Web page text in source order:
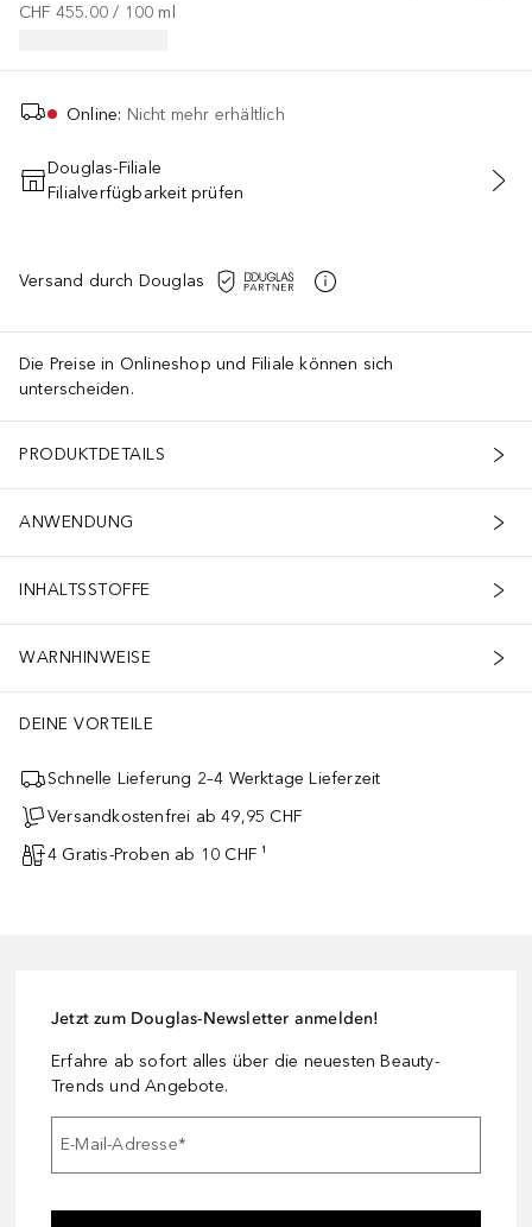
CHF 455.00 / 100 ml
Online: Nicht mehr erhältlich
IN DEN WARENKORB
Douglas-Filiale
Filialverfügbarkeit prüfen
Versand durch Douglas
Die Preise in Onlineshop und Filiale können sich
unterscheiden.
PRODUKTDETAILS
ANWENDUNG
INHALTSSTOFFE
WARNHINWEISE
DEINE VORTEILE
Schnelle Lieferung 2–4 Werktage Lieferzeit
Versandkostenfrei ab 49,95 CHF
4 Gratis-Proben ab 10 CHF ¹
Jetzt zum Douglas-Newsletter anmelden!
Erfahre ab sofort alles über die neuesten Beauty-
Trends und Angebote.
E-Mail-Adresse*